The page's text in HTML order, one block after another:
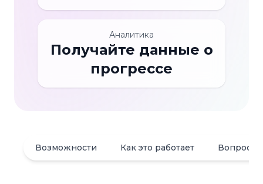
Аналитика
Получайте данные о
прогрессе
Возможности Как это работает Вопросы